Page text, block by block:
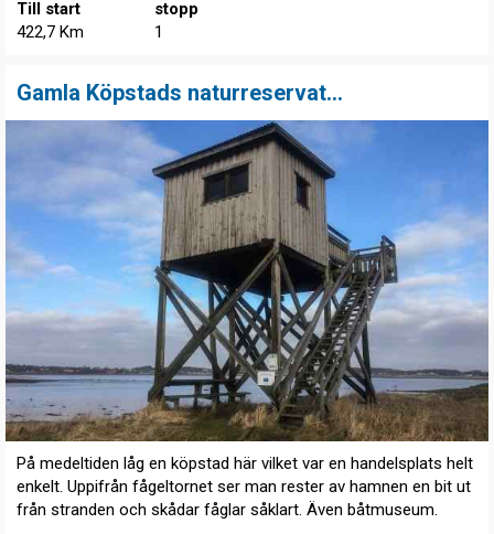
Till start
422,7 Km
stopp
1
Gamla Köpstads naturreservat...
På medeltiden låg en köpstad här vilket var en handelsplats helt
enkelt. Uppifrån fågeltornet ser man rester av hamnen en bit ut
från stranden och skådar fåglar såklart. Även båtmuseum.